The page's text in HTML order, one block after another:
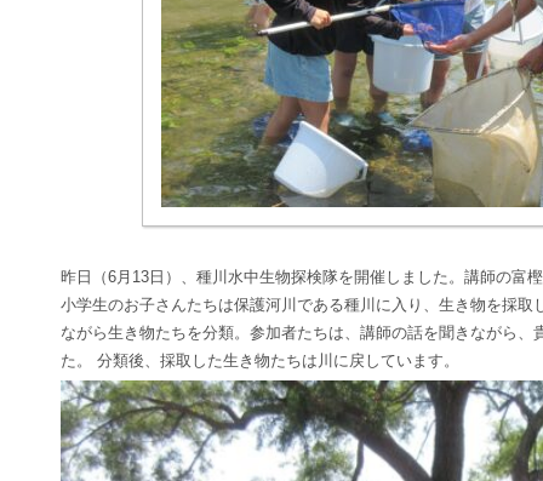
昨日（6月 13 日）、種川水中生物探検隊を開催しました。講師の富
小学生のお子さんたちは保護河川である種川に入り、生き物を採取
ながら生き物たちを分類。参加者たちは、講師の話を聞きながら、
た。 分類後、採取した生き物たちは川に戻しています。